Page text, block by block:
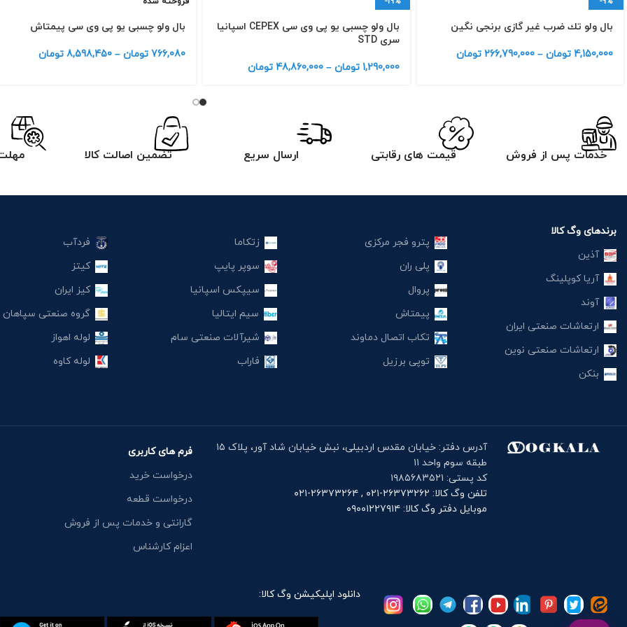
بال ولو تك ضرب غیر گازی برنجی نگین
4,150,000 تومان –
266,790,000 تومان
بال ولو چسبی یو پی وی سی CEPEX اسپانیا
سری STD
1,290,000 تومان –
48,860,000 تومان
بال ولو چسبی یو پی وی سی پیمتاش
766,080 تومان –
8,598,450 تومان
خدمات پس از فروش قیمت های رقابتی ارسال سریع تضمین اصالت کالا
برندهای وگ کالا
آذین
آریا کوپلینگ
آوند
ارتعاشات صنعتی ایران
ارتعاشات صنعتی نوین
بنکن
پترو فجر مرکزی
پلی ران
پروال
پیمتاش
تکاب اتصال دماوند
توپی برزیل
زتکاما
سوپر پایپ
سیپکس اسپانیا
سیم ایتالیا
شیرآلات صنعتی سام
فاراب
فردآب
کیتز
کیز ایران
گروه صنعتی سپاهان
لوله اهواز
لوله کاوه
آدرس دفتر: خیابان مقدس اردبیلی، نبش خیابان شاد آور، پلاک ۱۵
طبقه سوم واحد ۱۱
کد پستی: ۱۹۸۵۶۸۳۵۲۱
تلفن وگ کالا: ۲۶۳۷۳۲۶۲-۰۲۱ , ۲۶۳۷۳۲۶۴-۰۲۱
موبایل دفتر وگ کالا: ۰۹۰۰۱۲۲۷۹۱۴
فرم های کاربری
درخواست خرید
درخواست قطعه
گارانتی و خدمات پس از فروش
اعزام کارشناس
دانلود اپلیکیشن وگ کالا: